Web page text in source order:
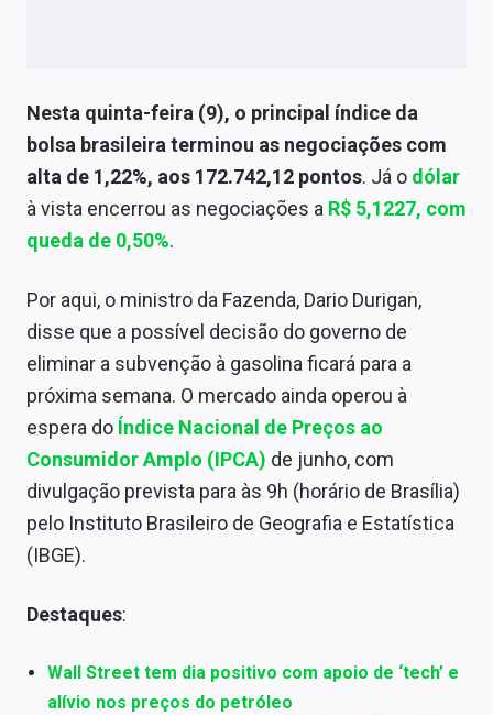
Conteúdo de Marca
Sobre
Expediente
Contato
Nesta quinta-feira (9), o principal índice da
bolsa brasileira terminou as negociações com
alta de 1,22%, aos 172.742,12 pontos. Já o dólar
à vista encerrou as negociações a R$ 5,1227, com
queda de 0,50%.
Por aqui, o ministro da Fazenda, Dario Durigan,
disse que a possível decisão do governo de
eliminar a subvenção à gasolina ficará para a
próxima semana. O mercado ainda operou à
espera do Índice Nacional de Preços ao
Consumidor Amplo (IPCA) de junho, com
divulgação prevista para às 9h (horário de Brasília)
pelo Instituto Brasileiro de Geografia e Estatística
(IBGE).
Destaques:
Wall Street tem dia positivo com apoio de ‘tech’ e
alívio nos preços do petróleo